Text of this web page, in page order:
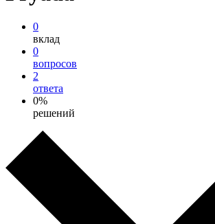
0
вклад
0
вопросов
2
ответа
0%
решений